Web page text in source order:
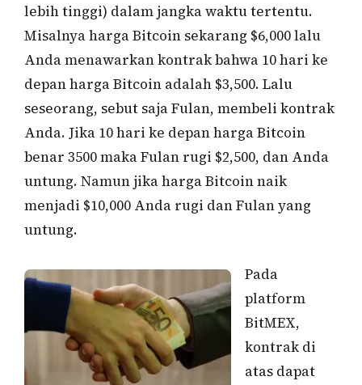
lebih tinggi) dalam jangka waktu tertentu.
Misalnya harga Bitcoin sekarang $6,000 lalu
Anda menawarkan kontrak bahwa 10 hari ke
depan harga Bitcoin adalah $3,500. Lalu
seseorang, sebut saja Fulan, membeli kontrak
Anda. Jika 10 hari ke depan harga Bitcoin
benar 3500 maka Fulan rugi $2,500, dan Anda
untung. Namun jika harga Bitcoin naik
menjadi $10,000 Anda rugi dan Fulan yang
untung.
Pada
platform
BitMEX,
kontrak di
atas dapat